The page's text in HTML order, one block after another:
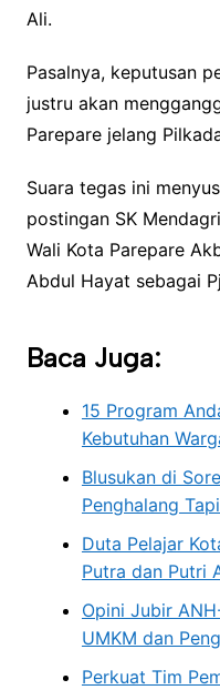
Ali.
Pasalnya, keputusan
justru akan
Parepare jelang
Suara tegas ini
postingan SK
Wali Kota Parepare
Abdul Hayat sebagai
Baca Juga:
15 Program
Kebutuhan
Blusukan di
Penghalang
Duta Pelajar
Putra dan Putri
Opini Jubir
UMKM dan
Perkuat Tim